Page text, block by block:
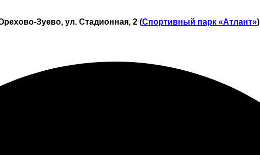
Зуево, ул. Стадионная, 2 (Спортивный парк «Атлант»)